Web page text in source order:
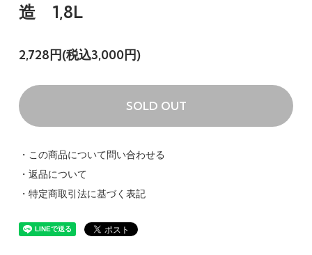
造 1,8L
2,728円(税込3,000円)
SOLD OUT
・この商品について問い合わせる
・返品について
・特定商取引法に基づく表記